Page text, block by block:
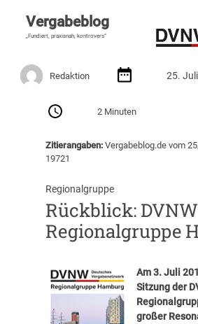
Vergabeblog
„Fundiert, praxisnah, kontrovers“
Redaktion 25.
2 Minuten
Zitierangaben:Vergabeblog.de vom
19721
Regionalgruppe
Rückblick:
Regionalgruppe
Am 3. Juli
Sitzung der
großer